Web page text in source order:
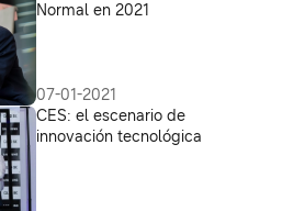
Normal en 2021
07-01-2021
CES: el escenario de
innovación tecnológica